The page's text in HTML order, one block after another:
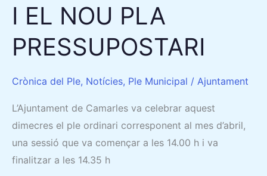
I EL NOU PLA
PRESSUPOSTARI
Crònica del Ple, Notícies, Ple Municipal / Ajuntament
L’Ajuntament de Camarles va celebrar aquest
dimecres el ple ordinari corresponent al mes d’abril,
una sessió que va començar a les 14.00 h i va
finalitzar a les 14.35 h